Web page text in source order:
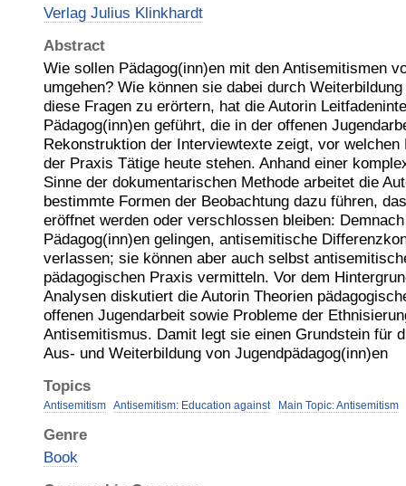
Verlag Julius Klinkhardt
Abstract
Wie sollen Pädagog(inn)en mit den Antisemitismen
umgehen? Wie können sie dabei durch
diese Fragen zu erörtern, hat die Autorin
Pädagog(inn)en geführt, die in der offenen
Rekonstruktion der Interviewtexte zeigt, vor welchen
der Praxis Tätige heute stehen. Anhand einer
Sinne der dokumentarischen Methode arbeitet die
bestimmte Formen der Beobachtung dazu führen,
eröffnet werden oder verschlossen bleiben:
Pädagog(inn)en gelingen, antisemitische
verlassen; sie können aber auch selbst
pädagogischen Praxis vermitteln. Vor dem
Analysen diskutiert die Autorin Theorien
offenen Jugendarbeit sowie Probleme der
Antisemitismus. Damit legt sie einen Grundstein für
Aus- und Weiterbildung von Jugendpädagog(inn)en
Topics
Antisemitism Antisemitism: Education against Main Topic: Antisemitism
Genre
Book